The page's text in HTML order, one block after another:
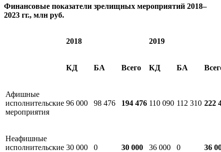
Финансовые показатели зрелищных мероприятий 2018–
2023 гг., млн руб.
2018 2019
КД БА Всего КД БА
Афишные
исполнительские
мероприятия
96 000 98 476 194 476 110 090 112 310 222
Неафишные
исполнительские 30 000 0 30 000 36 000 0 36